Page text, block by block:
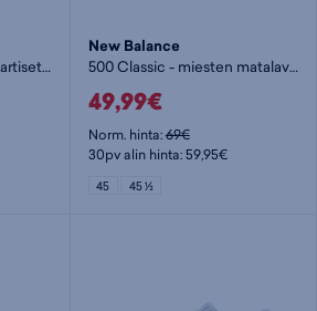
Lite Racer 4.0 - matalavartiset tennarit
New Balance
500 Classic - miesten matalavartiset tennarit
49,99€
Norm. hinta:69€
30pv alin hinta: 59,95€
45 45 ½